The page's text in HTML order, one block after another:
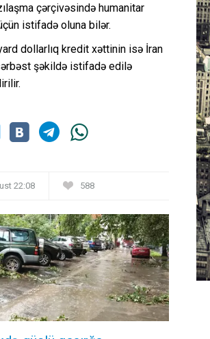
çərçivəsində humanitar
istifadə oluna bilər.
dollarlıq kredit xəttinin isə İran
şəkildə istifadə edilə
22:08 588